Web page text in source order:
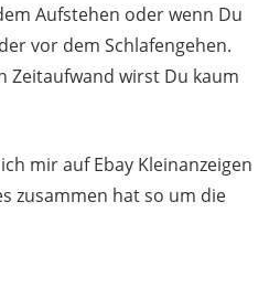
Aufstehen oder wenn Du
vor dem Schlafengehen.
Zeitaufwand wirst Du kaum
mir auf Ebay Kleinanzeigen
zusammen hat so um die